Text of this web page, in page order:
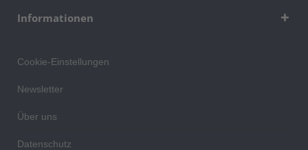
Informationen
Cookie-Einstellungen
Newsletter
Über uns
Datenschutz